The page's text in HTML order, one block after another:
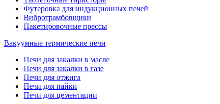
Футеровка для индукционных печей
Вибротрамбовщики
Пакетировочные прессы
Вакуумные термические печи
Печи для закалки в масле
Печи для закалки в газе
Печи для отжига
Печи для пайки
Печи для цементации